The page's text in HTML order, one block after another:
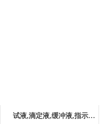
试液,滴定液,缓冲液,指示液,试纸